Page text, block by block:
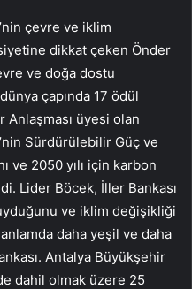
çevre ve iklim
dikkat çeken Önder
ve doğa dostu
çapında 17 ödül
Anlaşması üyesi olan
Sürdürülebilir Güç ve
ve 2050 yılı için karbon
Lider Böcek, İller Bankası
ve iklim değişikliği
daha yeşil ve daha
Antalya Büyükşehir
dahil olmak üzere 25